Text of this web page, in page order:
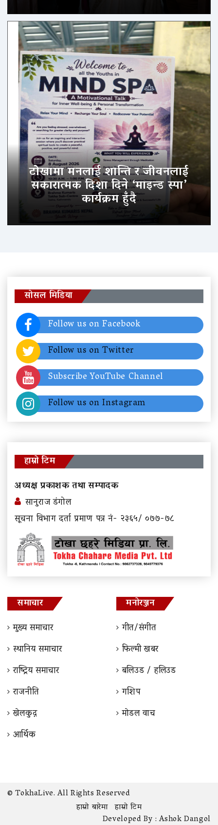
टोखामा मनलाई शान्ति र जीवनलाई
सकारात्मक दिशा दिने ‘माइन्ड स्पा’
कार्यक्रम हुँदै
सोसल मिडिया
Follow us on Facebook
Follow us on Twitter
Subscribe YouTube Channel
Follow us on Instagram
हाम्रो टिम
अध्यक्ष प्रकाशक तथा सम्पादक
सानुराज डंगोल
सूचना विभाग दर्ता प्रमाण पत्र नं- २३६५/ ०७७-७८
समाचार
मुख्य समाचार
स्थानिय समाचार
राष्ट्रिय समाचार
राजनीति
खेलकुद़़
आर्थिक
मनोरञ्जन
गीत/संगीत
फिल्मी खबर
बलिउड / हलिउड
गशिप
माेडल वाच
© TokhaLive. All Rights Reserved
हाम्रो बारेमा हाम्रो टिम
Developed By :Ashok Dangol